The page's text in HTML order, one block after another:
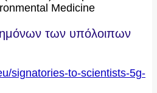
Medicine
των υπόλοιπων
signatories-to-scientists-5g-